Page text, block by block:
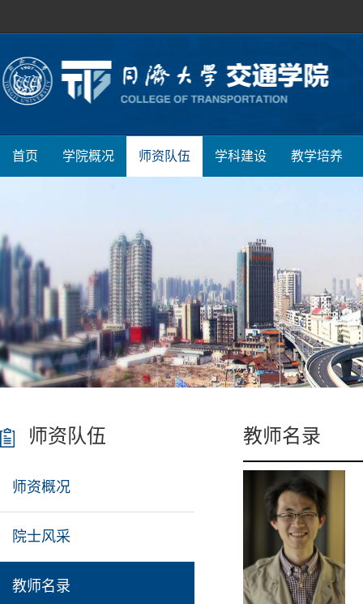
首页 学院概况 师资队伍 学科建设 教学培养
师资队伍
师资概况
院士风采
教师名录
教师名录